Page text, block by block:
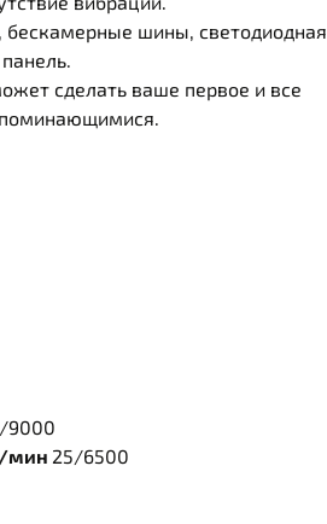
бескамерные шины, светодиодная
сделать ваше первое и все
9000
мин 25/6500